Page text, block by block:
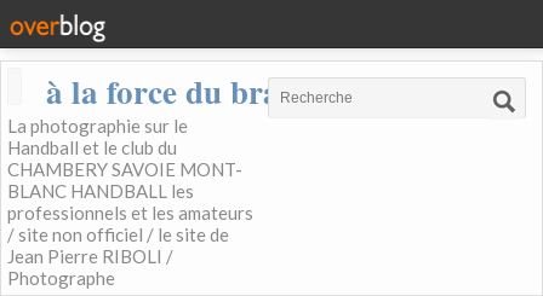
à la force du bras
La photographie sur le
Handball et le club du
CHAMBERY SAVOIE MONT-
BLANC HANDBALL les
professionnels et les amateurs
/ site non officiel / le site de
Jean Pierre RIBOLI /
Photographe